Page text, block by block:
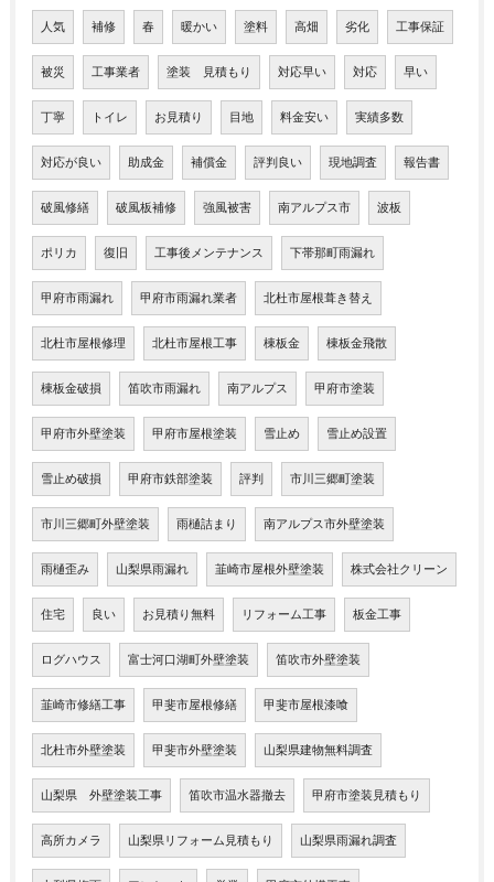
人気 補修 春 暖かい 塗料 高畑 劣化 工事保証
被災 工事業者 塗装 見積もり 対応早い 対応 早い
丁寧 トイレ お見積り 目地 料金安い 実績多数
対応が良い 助成金 補償金 評判良い 現地調査 報告書
破風修繕 破風板補修 強風被害 南アルプス市 波板
ポリカ 復旧 工事後メンテナンス 下帯那町雨漏れ
甲府市雨漏れ 甲府市雨漏れ業者 北杜市屋根葺き替え
北杜市屋根修理 北杜市屋根工事 棟板金 棟板金飛散
棟板金破損 笛吹市雨漏れ 南アルプス 甲府市塗装
甲府市外壁塗装 甲府市屋根塗装 雪止め 雪止め設置
雪止め破損 甲府市鉄部塗装 評判 市川三郷町塗装
市川三郷町外壁塗装 雨樋詰まり 南アルプス市外壁塗装
雨樋歪み 山梨県雨漏れ 韮崎市屋根外壁塗装 株式会社クリーン
住宅 良い お見積り無料 リフォーム工事 板金工事
ログハウス 富士河口湖町外壁塗装 笛吹市外壁塗装
韮崎市修繕工事 甲斐市屋根修繕 甲斐市屋根漆喰
北杜市外壁塗装 甲斐市外壁塗装 山梨県建物無料調査
山梨県 外壁塗装工事 笛吹市温水器撤去 甲府市塗装見積もり
高所カメラ 山梨県リフォーム見積もり 山梨県雨漏れ調査